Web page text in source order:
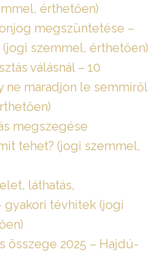
érthetően)
megszüntetése –
szemmel, érthetően)
válásnál – 10
ne maradjon le semmiről
megszegése
tehet? (jogi szemmel,
láthatás,
gyakori tévhitek (jogi
összege 2025 – Hajdú-